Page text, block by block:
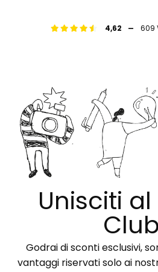
4,62 - 609
Unisciti
Godrai di sconti esclusivi,
vantaggi riservati solo ai